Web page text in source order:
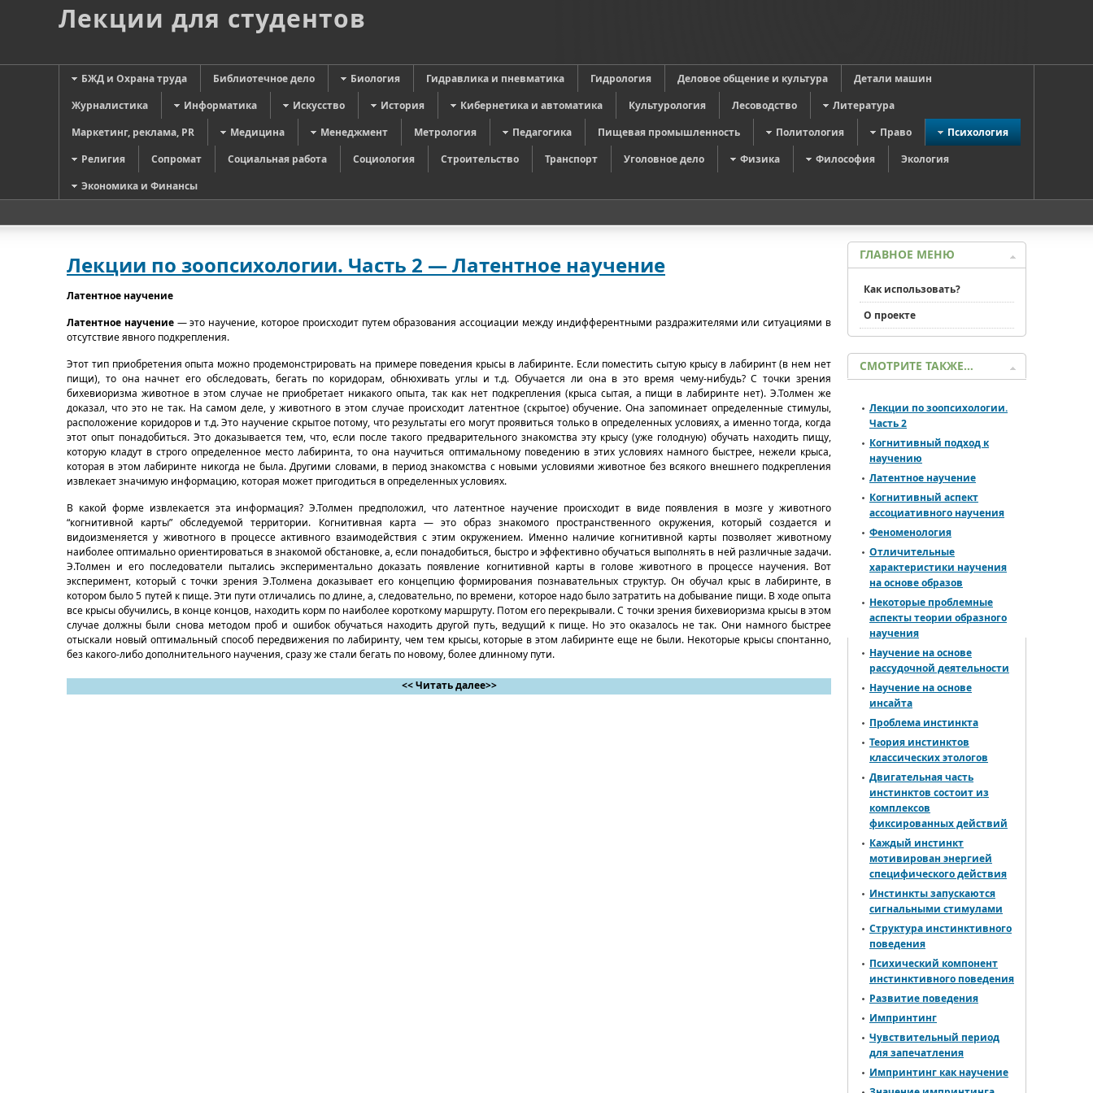
Лекции для студентов
БЖД и Охрана труда Библиотечное дело Биология Гидравлика и пневматика Гидрология Деловое общение и культура
Детали машин
Журналистика
Информатика Искусство История Кибернетика и автоматика Культурология Лесоводство
Литература
Маркетинг, реклама, PR
Медицина Менеджмент Метрология Педагогика Пищевая промышленность Политология Право
Психология
Религия
Сопромат Социальная работа Социология Строительство Транспорт Уголовное дело Физика Философия
Экология
Экономика и Финансы
Лекции по зоопсихологии. Часть 2 — Латентное научение
Латентное научение
Латентное научение— это научение, которое происходит путем образования ассоциации между индифферентными раздражителями или ситуациями в
отсутствие явного подкрепления.
Этот тип приобретения опыта можно продемонстрировать на примере поведения крысы в лабиринте. Если поместить сытую крысу в лабиринт (в нем нет
пищи), то она начнет его обследовать, бегать по коридорам, обнюхивать углы и т.д. Обучается ли она в это время чему-нибудь? С точки зрения
бихевиоризма животное в этом случае не приобретает никакого опыта, так как нет подкрепления (крыса сытая, а пищи в лабиринте нет). Э.Толмен же
доказал, что это не так. На самом деле, у животного в этом случае происходит латентное (скрытое) обучение. Она запоминает определенные стимулы,
расположение коридоров и т.д. Это научение скрытое потому, что результаты его могут проявиться только в определенных условиях, а именно тогда, когда
этот опыт понадобиться. Это доказывается тем, что, если после такого предварительного знакомства эту крысу (уже голодную) обучать находить пищу,
которую кладут в строго определенное место лабиринта, то она научиться оптимальному поведению в этих условиях намного быстрее, нежели крыса,
которая в этом лабиринте никогда не была. Другими словами, в период знакомства с новыми условиями животное без всякого внешнего подкрепления
извлекает значимую информацию, которая может пригодиться в определенных условиях.
В какой форме извлекается эта информация? Э.Толмен предположил, что латентное научение происходит в виде появления в мозге у животного
“когнитивной карты” обследуемой территории. Когнитивная карта — это образ знакомого пространственного окружения, который создается и
видоизменяется у животного в процессе активного взаимодействия с этим окружением. Именно наличие когнитивной карты позволяет животному
наиболее оптимально ориентироваться в знакомой обстановке, а, если понадобиться, быстро и эффективно обучаться выполнять в ней различные задачи.
Э.Толмен и его последователи пытались экспериментально доказать появление когнитивной карты в голове животного в процессе научения. Вот
эксперимент, который с точки зрения Э.Толмена доказывает его концепцию формирования познавательных структур. Он обучал крыс в лабиринте, в
котором было 5 путей к пище. Эти пути отличались по длине, а, следовательно, по времени, которое надо было затратить на добывание пищи. В ходе опыта
все крысы обучились, в конце концов, находить корм по наиболее короткому маршруту. Потом его перекрывали. С точки зрения бихевиоризма крысы в этом
случае должны были снова методом проб и ошибок обучаться находить другой путь, ведущий к пище. Но это оказалось не так. Они намного быстрее
отыскали новый оптимальный способ передвижения по лабиринту, чем тем крысы, которые в этом лабиринте еще не были. Некоторые крысы спонтанно,
без какого-либо дополнительного научения, сразу же стали бегать по новому, более длинному пути.
<< Читать далее>>
ГЛАВНОЕ МЕНЮ
Как использовать?
О проекте
СМОТРИТЕ ТАКЖЕ…
Лекции по зоопсихологии.
Часть 2
Когнитивный подход к
научению
Латентное научение
Когнитивный аспект
ассоциативного научения
Феноменология
Отличительные
характеристики научения
на основе образов
Некоторые проблемные
аспекты теории образного
научения
Научение на основе
рассудочной деятельности
Научение на основе
инсайта
Проблема инстинкта
Теория инстинктов
классических этологов
Двигательная часть
инстинктов состоит из
комплексов
фиксированных действий
Каждый инстинкт
мотивирован энергией
специфического действия
Инстинкты запускаются
сигнальными стимулами
Структура инстинктивного
поведения
Психический компонент
инстинктивного поведения
Развитие поведения
Импринтинг
Чувствительный период
для запечатления
Импринтинг как научение